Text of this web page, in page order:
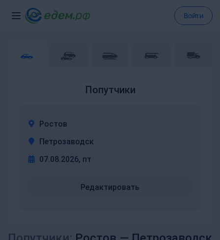
Войти
Попутчики
Ростов
Петрозаводск
07.08.2026, пт
Редактировать